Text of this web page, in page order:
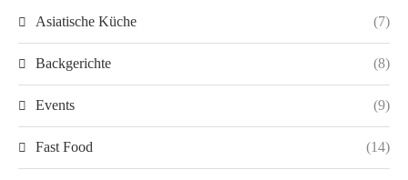
Asiatische Küche (7)
Backgerichte (8)
Events (9)
Fast Food (14)